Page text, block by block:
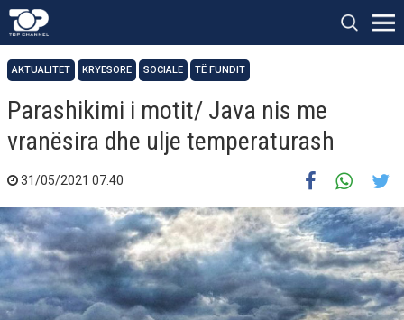
AKTUALITET KRYESORE SOCIALE TË FUNDIT
Parashikimi i motit/ Java nis me
vranësira dhe ulje temperaturash
31/05/2021 07:40